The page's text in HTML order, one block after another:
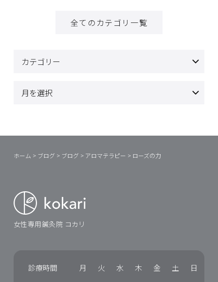
全てのカテゴリ一覧
ホーム > ブログ > ブログ > アロマテラピー > ローズの力
女性専用鍼灸院 コカリ
診療時間 月 火 水 木 金 土 日